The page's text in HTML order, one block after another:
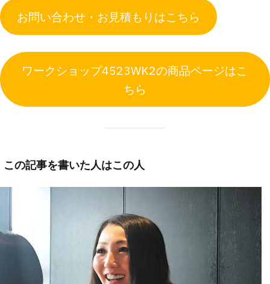
お問い合わせ・お見積もりはこちら
ワークショップ4523WK2の商品ページはこ
ちら
この記事を書いた人はこの人